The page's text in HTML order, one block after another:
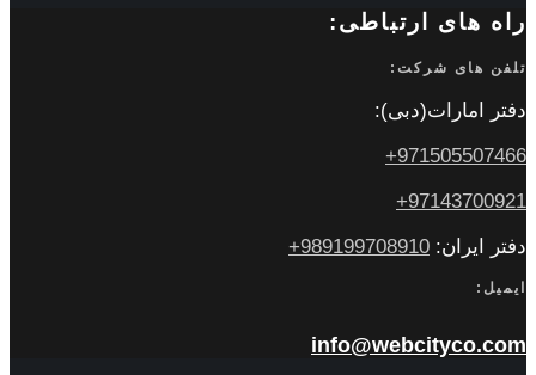
راه های ارتباطی:
تلفن های شرکت:
دفتر امارات(دبی):
971505507466+
97143700921+
دفتر ایران: 989199708910+
ایمیل:
info@webcityco.com